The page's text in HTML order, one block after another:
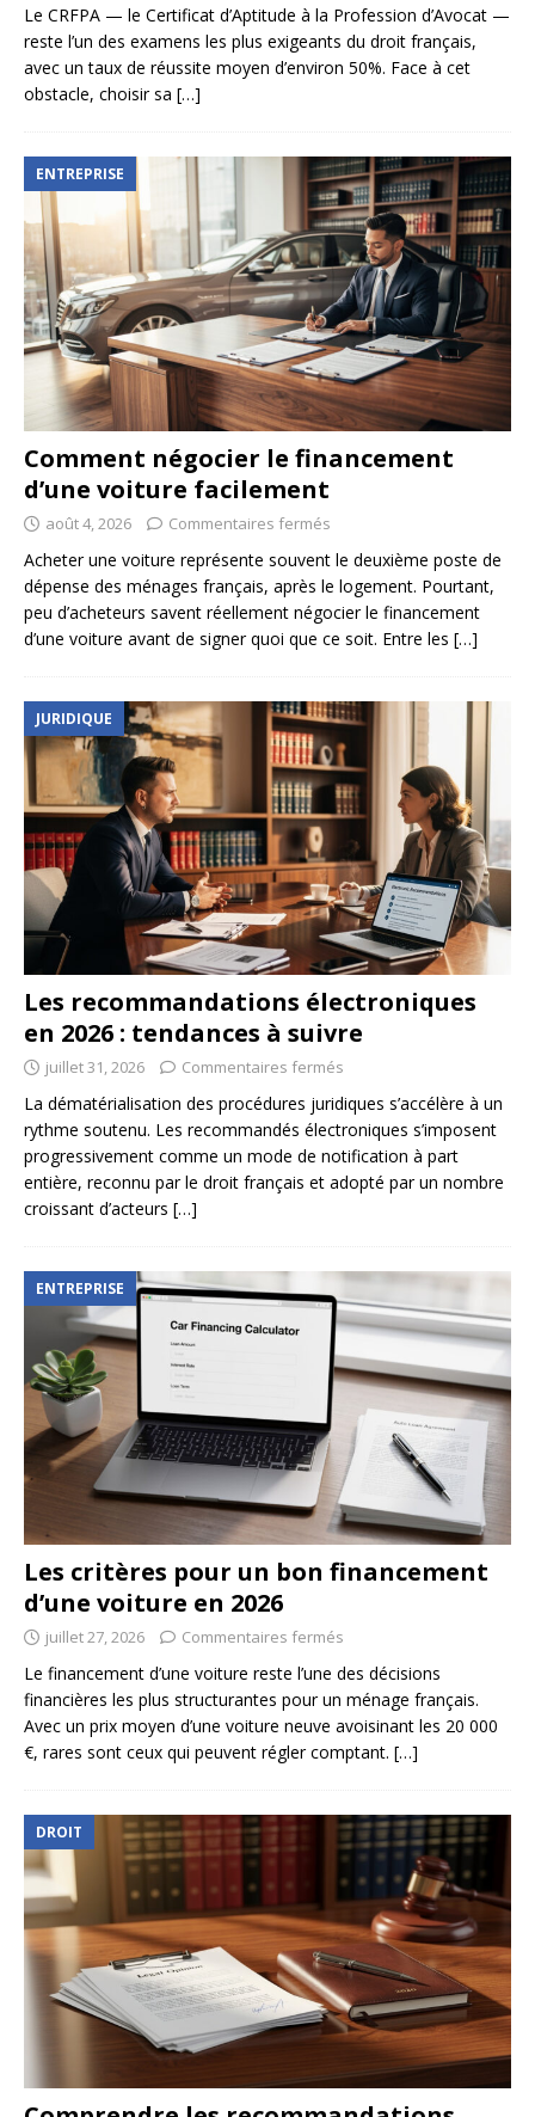
Le CRFPA — le Certificat d’Aptitude à la Profession d’Avocat —
reste l’un des examens les plus exigeants du droit français,
avec un taux de réussite moyen d’environ 50%. Face à cet
obstacle, choisir sa […]
ENTREPRISE
Comment négocier le financement
d’une voiture facilement
août 4, 2026 Commentaires fermés
Acheter une voiture représente souvent le deuxième poste de
dépense des ménages français, après le logement. Pourtant,
peu d’acheteurs savent réellement négocier le financement
d’une voiture avant de signer quoi que ce soit. Entre les […]
JURIDIQUE
Les recommandations électroniques
en 2026 : tendances à suivre
juillet 31, 2026 Commentaires fermés
La dématérialisation des procédures juridiques s’accélère à un
rythme soutenu. Les recommandés électroniques s’imposent
progressivement comme un mode de notification à part
entière, reconnu par le droit français et adopté par un nombre
croissant d’acteurs […]
ENTREPRISE
Les critères pour un bon financement
d’une voiture en 2026
juillet 27, 2026 Commentaires fermés
Le financement d’une voiture reste l’une des décisions
financières les plus structurantes pour un ménage français.
Avec un prix moyen d’une voiture neuve avoisinant les 20 000
€, rares sont ceux qui peuvent régler comptant. […]
DROIT